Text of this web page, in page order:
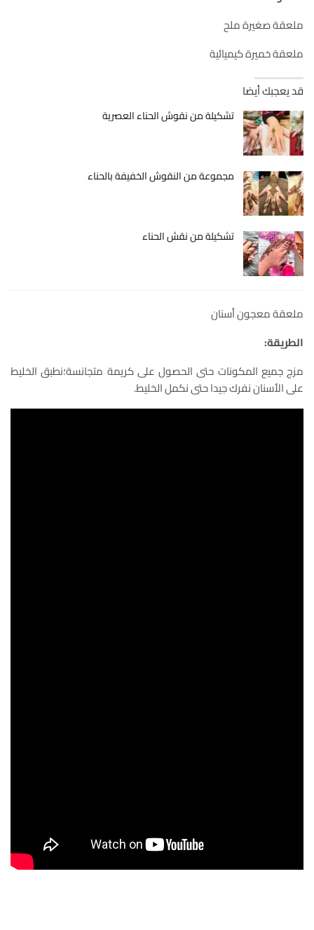
ملعقة صغيرة ملح
ملعقة خميرة كيميائية
قد يعجبك أيضا
تشكيلة من نقوش الحناء العصرية
مجموعة من النقوش الخفيفة بالحناء
تشكيلة من نقش الحناء
ملعقة معجون أسنان
الطريقة:
مزج جميع المكونات حتى الحصول على كريمة متجانسة؛نطبق الخليط
على الأسنان نفرك جيدا حتى نكمل الخليط.